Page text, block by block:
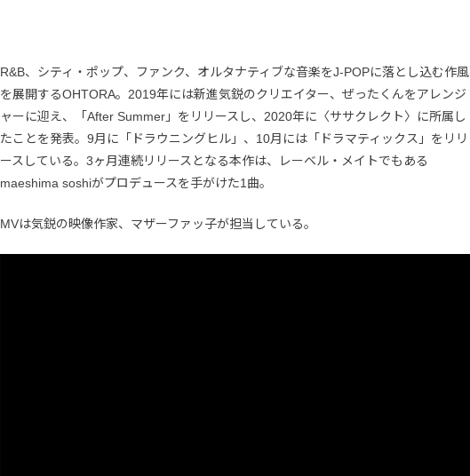
R&B、シティ・ポップ、ファンク、オルタナティブな音楽をJ-POPに落とし込む作風
を展開するOHTORA。2019年には新進気鋭のクリエイター、ぜったくんをアレンジ
ャーに迎え、「After Summer」をリリースし、2020年に〈ササクレクト〉に所属し
たことを発表。9月に「ドラウニングヒル」、10月には「ドラマティックス」をリリ
ースしている。3ヶ月連続リリースとなる本作は、レーベル・メイトでもある
maeshima soshiがプロデュースを手がけた1曲。
MVは気鋭の映像作家、マザーファッ子が担当している。